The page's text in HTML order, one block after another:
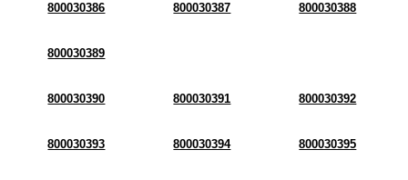
800030386 800030387 800030388
800030389
800030390 800030391 800030392
800030393 800030394 800030395